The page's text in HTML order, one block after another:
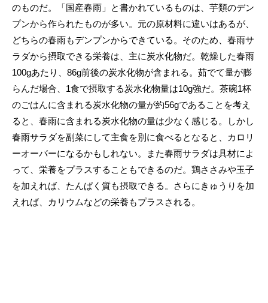
のものだ。「国産春雨」と書かれているものは、芋類のデン
プンから作られたものが多い。元の原材料に違いはあるが、
どちらの春雨もデンプンからできている。そのため、春雨サ
ラダから摂取できる栄養は、主に炭水化物だ。乾燥した春雨
100gあたり、86g前後の炭水化物が含まれる。茹でて量が膨
らんだ場合、1食で摂取する炭水化物量は10g強だ。茶碗1杯
のごはんに含まれる炭水化物の量が約56gであることを考え
ると、春雨に含まれる炭水化物の量は少なく感じる。しかし
春雨サラダを副菜にして主食を別に食べるとなると、カロリ
ーオーバーになるかもしれない。また春雨サラダは具材によ
って、栄養をプラスすることもできるのだ。鶏ささみや玉子
を加えれば、たんぱく質も摂取できる。さらにきゅうりを加
えれば、カリウムなどの栄養もプラスされる。